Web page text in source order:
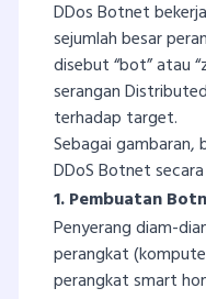
DDos Botnet
sejumlah besar
disebut “bot” atau
serangan
terhadap target.
Sebagai gambaran,
DDoS Botnet
1. Pembuatan
Penyerang diam-
perangkat
perangkat smart